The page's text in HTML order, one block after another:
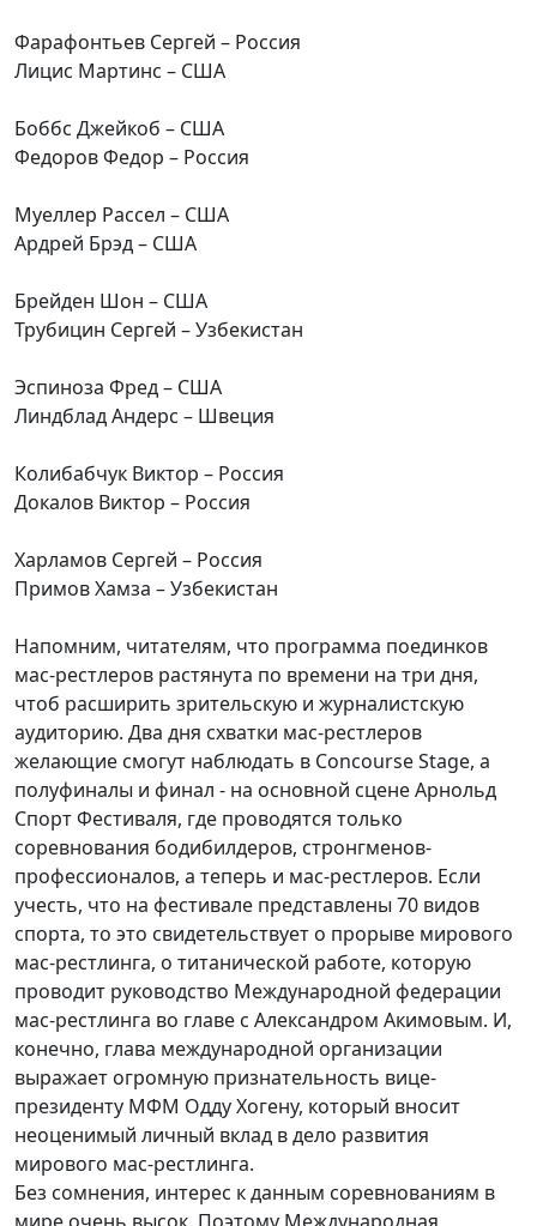
Фарафонтьев Сергей – Россия
Лицис Мартинс – США
Боббс Джейкоб – США
Федоров Федор – Россия
Муеллер Рассел – США
Ардрей Брэд – США
Брейден Шон – США
Трубицин Сергей – Узбекистан
Эспиноза Фред – США
Линдблад Андерс – Швеция
Колибабчук Виктор – Россия
Докалов Виктор – Россия
Харламов Сергей – Россия
Примов Хамза – Узбекистан
Напомним, читателям, что программа поединков
мас-рестлеров растянута по времени на три дня,
чтоб расширить зрительскую и журналистскую
аудиторию. Два дня схватки мас-рестлеров
желающие смогут наблюдать в Concourse Stage, а
полуфиналы и финал - на основной сцене Арнольд
Спорт Фестиваля, где проводятся только
соревнования бодибилдеров, стронгменов-
профессионалов, а теперь и мас-рестлеров. Если
учесть, что на фестивале представлены 70 видов
спорта, то это свидетельствует о прорыве мирового
мас-рестлинга, о титанической работе, которую
проводит руководство Международной федерации
мас-рестлинга во главе с Александром Акимовым. И,
конечно, глава международной организации
выражает огромную признательность вице-
президенту МФМ Одду Хогену, который вносит
неоценимый личный вклад в дело развития
мирового мас-рестлинга.
Без сомнения, интерес к данным соревнованиям в